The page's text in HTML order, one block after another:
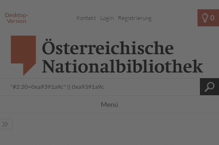
Desktop-
Version
Kontakt Login Registrierung 0
Menü